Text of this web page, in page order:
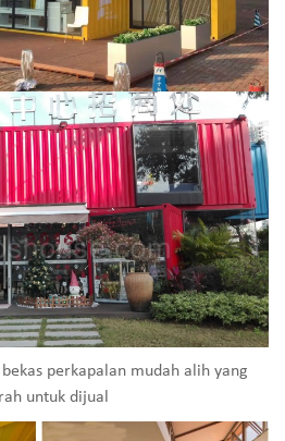
perkapalan mudah alih yang
untuk dijual